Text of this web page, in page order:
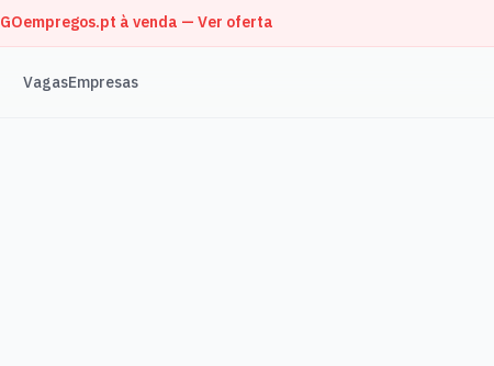
GOempregos.pt à venda — Ver oferta
VagasEmpresas